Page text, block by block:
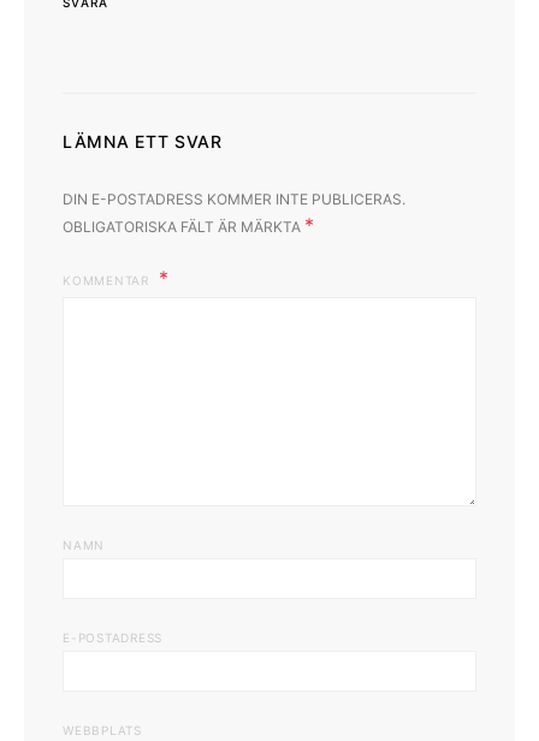
LÄMNA ETT SVAR
DIN E-POSTADRESS KOMMER INTE PUBLICERAS.
OBLIGATORISKA FÄLT ÄR MÄRKTA *
KOMMENTAR
NAMN
E-POSTADRESS
WEBBPLATS